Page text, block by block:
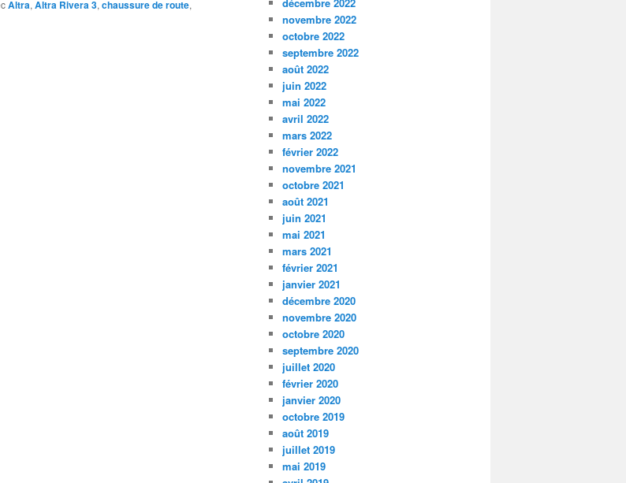
Altra, Altra Rivera 3, chaussure de route,
novembre 2022
octobre 2022
septembre 2022
août 2022
juin 2022
mai 2022
avril 2022
mars 2022
février 2022
novembre 2021
octobre 2021
août 2021
juin 2021
mai 2021
mars 2021
février 2021
janvier 2021
décembre 2020
novembre 2020
octobre 2020
septembre 2020
juillet 2020
février 2020
janvier 2020
octobre 2019
août 2019
juillet 2019
mai 2019